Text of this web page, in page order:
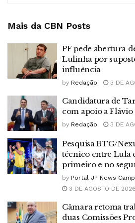
Mais da CBN Posts
PF pede abertura
Lulinha por
influência
by Redação 3 DE
Candidatura de
com apoio a Flávio
by Redação 3 DE
Pesquisa BTG/
técnico entre Lula
primeiro e no
by Portal JP News
3 DE AGOSTO DE 2026
Câmara retoma
duas Comissões